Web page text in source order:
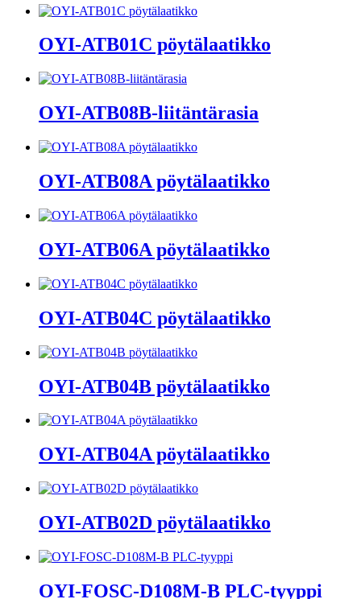
OYI-ATB01C pöytälaatikko
OYI-ATB08B-liitäntärasia
OYI-ATB08A pöytälaatikko
OYI-ATB06A pöytälaatikko
OYI-ATB04C pöytälaatikko
OYI-ATB04B pöytälaatikko
OYI-ATB04A pöytälaatikko
OYI-ATB02D pöytälaatikko
OYI-FOSC-D108M-B PLC-tyyppi